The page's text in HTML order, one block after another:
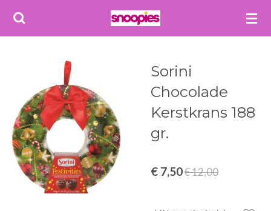
Ga
Sorini
Chocolade
Kerstkrans 188
gr.
€ 7,50€ 12,00